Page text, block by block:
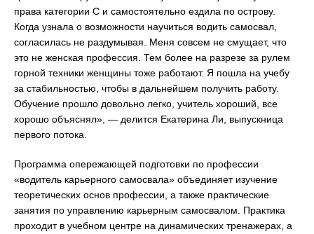
права категории С и самостоятельно ездила по острову.
Когда узнала о возможности научиться водить самосвал,
согласилась не раздумывая. Меня совсем не смущает, что
это не женская профессия. Тем более на разрезе за рулем
горной техники женщины тоже работают. Я пошла на учебу
за стабильностью, чтобы в дальнейшем получить работу.
Обучение прошло довольно легко, учитель хороший, все
хорошо объяснял», — делится Екатерина Ли, выпускница
первого потока.
Программа опережающей подготовки по профессии
«водитель карьерного самосвала» объединяет изучение
теоретических основ профессии, а также практические
занятия по управлению карьерным самосвалом. Практика
проходит в учебном центре на динамических тренажерах, а